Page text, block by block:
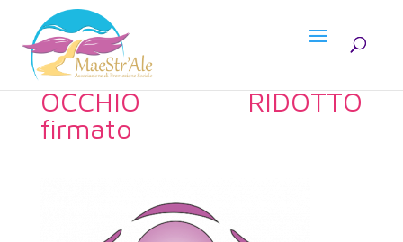
OCCHIO RIDOTTO
firmato